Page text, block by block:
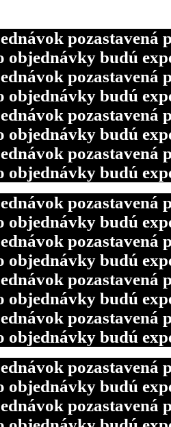
budú
budú
budú
budú
budú
budú
budú
budú
budú